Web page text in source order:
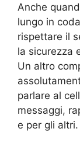
Anche
lungo in
rispettare il
la sicurezza
Un altro
parlare al
messaggi,
e per gli altri.